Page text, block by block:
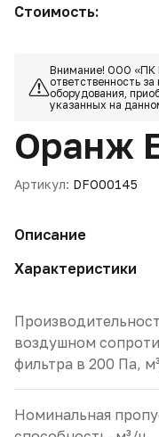
Стоимость:
Внимание! ООО «ПК
ответственность
оборудования,
указанных на
Оранж
Артикул: DFO00145
Описание
Характеристики
воздушном
фильтра в 200 Па,
Номинальная